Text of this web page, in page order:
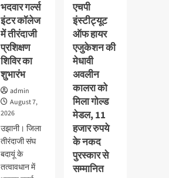
भदवार गर्ल्स
इंटर कॉलेज
में तीरंदाजी
प्रशिक्षण
शिविर का
शुभारंभ
admin
August 7,
2026
उझानी। जिला
तीरंदाजी संघ
बदायूं के
तत्वावधान में
एचपी
इंस्टीट्यूट
ऑफ हायर
एजुकेशन की
मेधावी
अवलीन
कालरा को
मिला गोल्ड
मेडल, 11
हजार रुपये
के नकद
पुरस्कार से
सम्मानित